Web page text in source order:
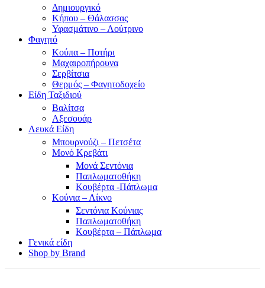
Δημιουργικό
Κήπου – Θάλασσας
Υφασμάτινο – Λούτρινο
Φαγητό
Κούπα – Ποτήρι
Μαχαιροπήρουνα
Σερβίτσια
Θερμός – Φαγητοδοχείο
Είδη Ταξιδιού
Βαλίτσα
Αξεσουάρ
Λευκά Είδη
Μπουρνούζι – Πετσέτα
Μονό Κρεβάτι
Μονά Σεντόνια
Παπλωματοθήκη
Κουβέρτα -Πάπλωμα
Κούνια – Λίκνο
Σεντόνια Κούνιας
Παπλωματοθήκη
Κουβέρτα – Πάπλωμα
Γενικά είδη
Shop by Brand